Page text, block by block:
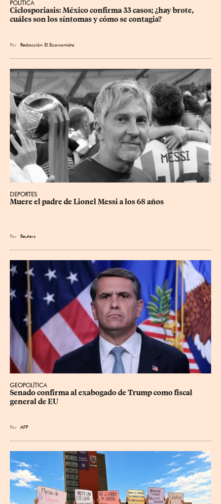
POLÍTICA
Ciclosporiasis: México confirma 33 casos; ¿hay brote,
cuáles son los síntomas y cómo se contagia?
Por Redacción El Economista
DEPORTES
Muere el padre de Lionel Messi a los 68 años
Por Reuters
GEOPOLÍTICA
Senado confirma al exabogado de Trump como fiscal
general de EU
Por AFP